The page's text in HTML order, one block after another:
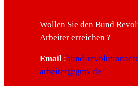
Wollen Sie den Bund
Arbeiter erreichen ?
Email:bund-
arbeiter@gmx.de